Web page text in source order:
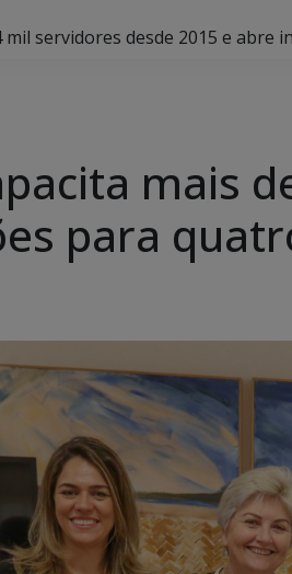
mil servidores desde 2015 e abre
mais
para